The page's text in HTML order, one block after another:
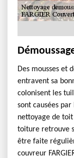
Des mousses et
entravent sa
colonisent les
sont causées
nettoyage de
toiture retrouve
être faite
couvreur